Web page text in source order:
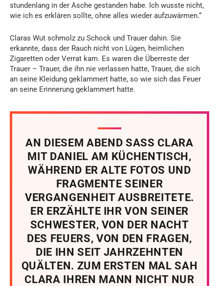
stundenlang in der Asche gestanden habe. Ich wusste nicht,
wie ich es erklären sollte, ohne alles wieder aufzuwärmen.“
Claras Wut schmolz zu Schock und Trauer dahin. Sie
erkannte, dass der Rauch nicht von Lügen, heimlichen
Zigaretten oder Verrat kam. Es waren die Überreste der
Trauer – Trauer, die ihn nie verlassen hatte, Trauer, die sich
an seine Kleidung geklammert hatte, so wie sich das Feuer
an seine Erinnerung geklammert hatte.
AN DIESEM ABEND SASS CLARA
MIT DANIEL AM KÜCHENTISCH,
WÄHREND ER ALTE FOTOS UND
FRAGMENTE SEINER
VERGANGENHEIT AUSBREITETE.
ER ERZÄHLTE IHR VON SEINER
SCHWESTER, VON DER NACHT
DES FEUERS, VON DEN FRAGEN,
DIE IHN SEIT JAHRZEHNTEN
QUÄLTEN. ZUM ERSTEN MAL SAH
CLARA IHREN MANN NICHT NUR